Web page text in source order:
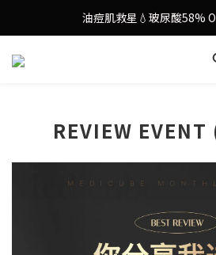
謝安琪愛用美容儀🌸護
油痘肌救星💧玻尿酸58%
果凍噴霧！一噴即現美
REVIEW